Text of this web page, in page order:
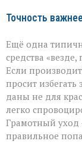
Точность
Ещё одна
средства
Если
просит
даны не для
легко
Грамотный уход
правильное